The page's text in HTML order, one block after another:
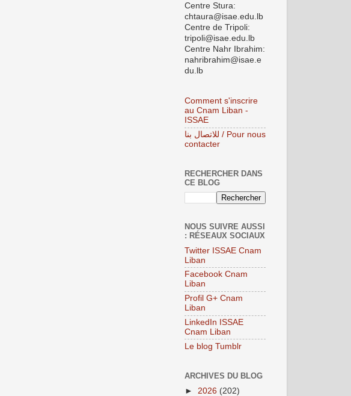
Centre Stura:
chtaura@isae.edu.lb
Centre de Tripoli:
tripoli@isae.edu.lb
Centre Nahr Ibrahim:
nahribrahim@isae.e
du.lb
Comment s'inscrire
au Cnam Liban -
ISSAE
للاتصال بنا / Pour nous
contacter
RECHERCHER DANS
CE BLOG
NOUS SUIVRE AUSSI
: RÉSEAUX SOCIAUX
Twitter ISSAE Cnam
Liban
Facebook Cnam
Liban
Profil G+ Cnam
Liban
LinkedIn ISSAE
Cnam Liban
Le blog Tumblr
ARCHIVES DU BLOG
► 2026 (202)